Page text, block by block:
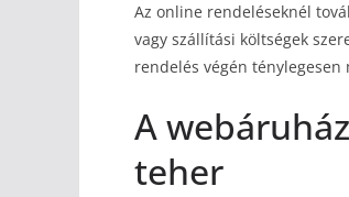
Az online rendeléseknél
vagy szállítási költségek
rendelés végén
A
teher